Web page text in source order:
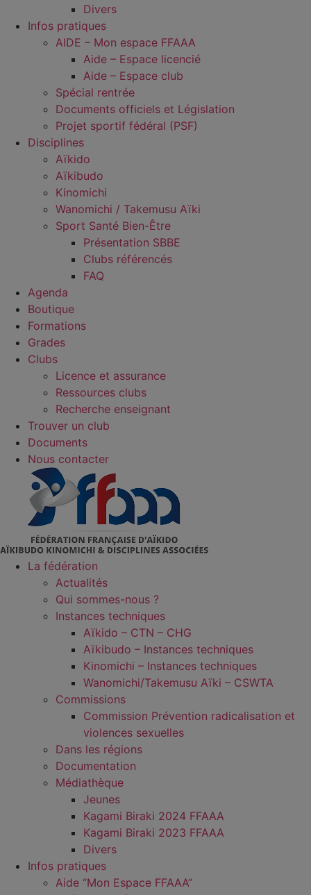
Divers
Infos pratiques
AIDE – Mon espace FFAAA
Aide – Espace licencié
Aide – Espace club
Spécial rentrée
Documents officiels et Législation
Projet sportif fédéral (PSF)
Disciplines
Aïkido
Aïkibudo
Kinomichi
Wanomichi / Takemusu Aïki
Sport Santé Bien-Être
Présentation SBBE
Clubs référencés
FAQ
Agenda
Boutique
Formations
Grades
Clubs
Licence et assurance
Ressources clubs
Recherche enseignant
Trouver un club
Documents
Nous contacter
La fédération
Actualités
Qui sommes-nous ?
Instances techniques
Aïkido – CTN – CHG
Aïkibudo – Instances techniques
Kinomichi – Instances techniques
Wanomichi/Takemusu Aïki – CSWTA
Commissions
Commission Prévention radicalisation et
violences sexuelles
Dans les régions
Documentation
Médiathèque
Jeunes
Kagami Biraki 2024 FFAAA
Kagami Biraki 2023 FFAAA
Divers
Infos pratiques
Aide “Mon Espace FFAAA”